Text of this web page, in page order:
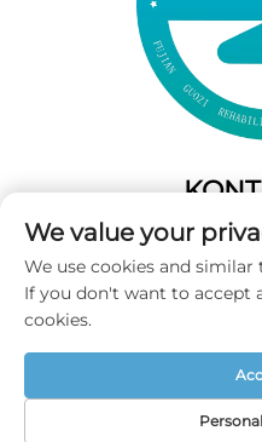
Add: 50 Gaofeng South
Tel:+86-19859128239
E-mail:
Alle rettigheder
We value your
We use cookies and
If you don't want to accept
cookies.